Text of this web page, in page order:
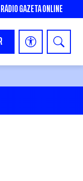
RÁDIO GAZETA ONLINE